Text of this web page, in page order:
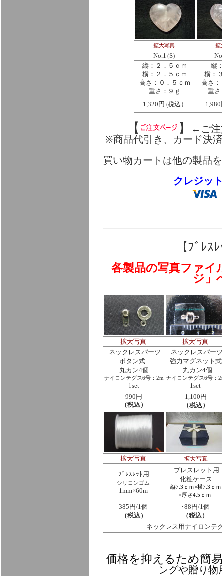
拡大写真 拡
No,1 (S)
縦：２．５ｃｍ
横：２．５ｃｍ
高さ：０．５ｃｍ
重さ：９ｇ
縦
横：
高さ：
重さ
1,320円 (税込）
【 】
←ご注
※商品代引き、カード決
買い物カートは他の製品
クレジッ
【ﾌﾞﾚ
各製品の写真ファイ
ジ」
拡大写真 拡大写真
ネックレスパーツ
ボタン式+
丸カン4個
ナイロンテグス6号：2m
1set
ネックレスパーツ
強力マグネット式
+丸カン4個
ナイロンテグス6号：
1set
990円
（税込）
1,100円
（税込）
拡大写真 拡大写真
ﾌﾞﾚｽﾚｯﾄ用
シリコンゴム
1mm×60m
ブレスレット用
化粧ケース
縦7.3ｃｍ×横7.3ｃｍ
×厚さ4.5ｃｍ
385円/1個
（税込）
･88円/1個
（税込）
ネックレス用ナイロンテ
価格を抑えるため簡
ングや贈り物